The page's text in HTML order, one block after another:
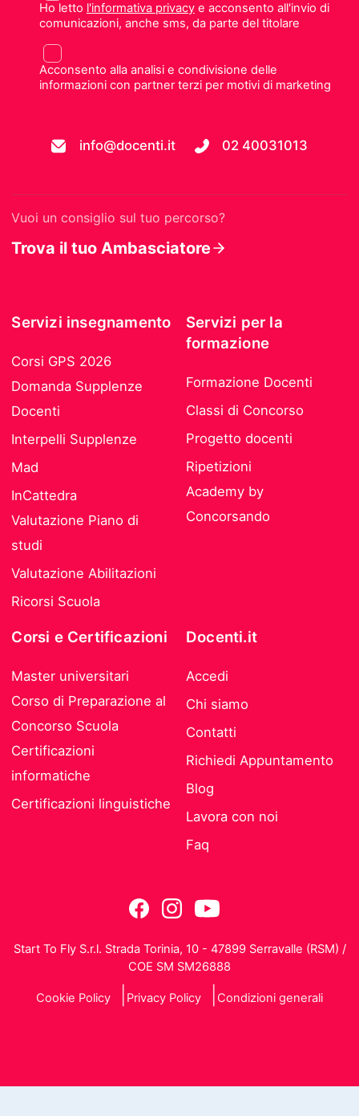
Ho letto l'informativa privacye acconsento all'invio di
comunicazioni, anche sms, da parte del titolare
Acconsento alla analisi e condivisione delle
informazioni con partner terzi per motivi di marketing
info@docenti.it 02 40031013
Vuoi un consiglio sul tuo percorso?
Trova il tuo Ambasciatore
Servizi insegnamento
Corsi GPS 2026
Domanda Supplenze
Docenti
Interpelli Supplenze
Mad
InCattedra
Valutazione Piano di
studi
Valutazione Abilitazioni
Ricorsi Scuola
Servizi per la
formazione
Formazione Docenti
Classi di Concorso
Progetto docenti
Ripetizioni
Academy by
Concorsando
Corsi e Certificazioni
Master universitari
Corso di Preparazione al
Concorso Scuola
Certificazioni
informatiche
Certificazioni linguistiche
Docenti.it
Accedi
Chi siamo
Contatti
Richiedi Appuntamento
Blog
Lavora con noi
Faq
Start To Fly S.r.l. Strada Torinia, 10 - 47899 Serravalle (RSM) /
COE SM SM26888
Cookie Policy Privacy Policy Condizioni generali